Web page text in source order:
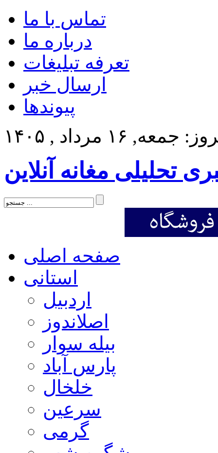
تماس با ما
درباره ما
تعرفه تبلیغات
ارسال خبر
پیوندها
جمعه, ۱۶ مرداد , ۱۴۰۵
تحلیلی مغانه آنلاین
صفحه اصلی
استانی
اردبیل
اصلاندوز
بیله سوار
پارس آباد
خلخال
سرعین
گرمی